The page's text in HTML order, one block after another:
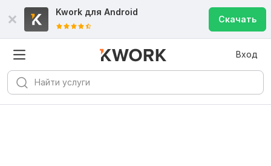
Kwork для Android
Скачать
Вход